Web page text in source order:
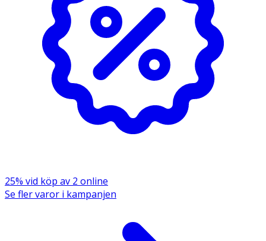
25% vid köp av 2 online
Se fler varor i kampanjen